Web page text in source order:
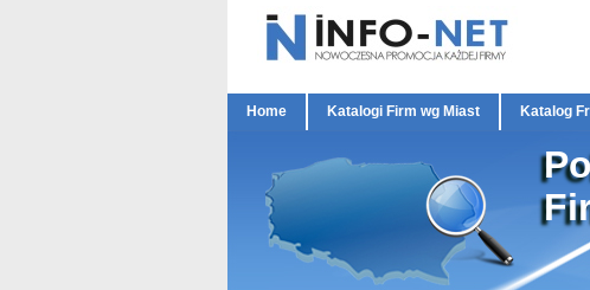
Home Katalogi Firm wg Miast Katalog